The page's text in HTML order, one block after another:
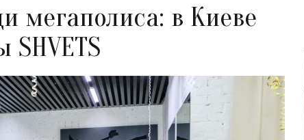
мегаполиса: в Киеве